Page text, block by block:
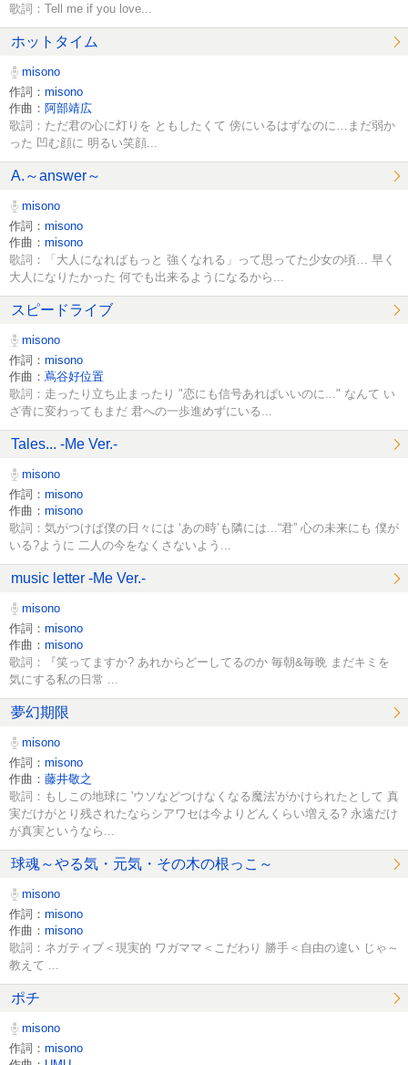
歌詞：Tell me if you love...
ホットタイム
misono
作詞： misono
作曲： 阿部靖広
歌詞：ただ君の心に灯りを ともしたくて 傍にいるはずなのに…まだ弱か
った 凹む顔に 明るい笑顔...
A.～answer～
misono
作詞： misono
作曲： misono
歌詞：「大人になればもっと 強くなれる」って思ってた少女の頃… 早く
大人になりたかった 何でも出来るようになるから...
スピードライブ
misono
作詞： misono
作曲： 蔦谷好位置
歌詞：走ったり立ち止まったり "恋にも信号あればいいのに..." なんて い
ざ青に変わってもまだ 君への一歩進めずにいる...
Tales... -Me Ver.-
misono
作詞： misono
作曲： misono
歌詞：気がつけば僕の日々には ‘あの時’も隣には...“君” 心の未来にも 僕が
いる?ように 二人の今をなくさないよう...
music letter -Me Ver.-
misono
作詞： misono
作曲： misono
歌詞：『笑ってますか? あれからどーしてるのか 毎朝&毎晩 まだキミを
気にする私の日常 ...
夢幻期限
misono
作詞： misono
作曲： 藤井敬之
歌詞：もしこの地球に 'ウソなどつけなくなる魔法'がかけられたとして 真
実だけがとり残されたならシアワセは今よりどんくらい増える? 永遠だけ
が真実というなら...
球魂～やる気・元気・その木の根っこ～
misono
作詞： misono
作曲： misono
歌詞：ネガティブ＜現実的 ワガママ＜こだわり 勝手＜自由の違い じゃ～
教えて ...
ポチ
misono
作詞： misono